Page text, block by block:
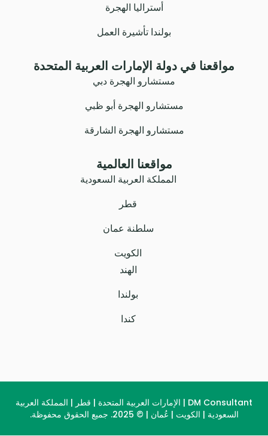
أستراليا الهجرة
بولندا تأشيرة العمل
مواقعنا في دولة الإمارات العربية المتحدة
مستشارو الهجرة دبي
مستشارو الهجرة أبو ظبي
مستشارو الهجرة الشارقة
مواقعنا العالمية
المملكة العربية السعودية
قطر
سلطنة عمان
الكويت
الهند
بولندا
كندا
DM Consultant | الإمارات العربية المتحدة | قطر | المملكة العربية
السعودية | الكويت | عُمان | © 2025. جميع الحقوق محفوظة.